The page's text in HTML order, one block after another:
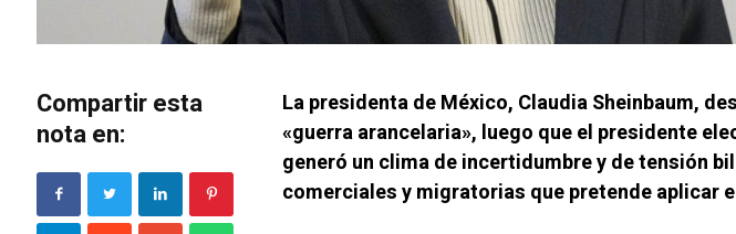
Compartir esta
nota en:
La presidenta de México, Claudia Sheinbaum,
«guerra arancelaria», luego que el presidente
generó un clima de incertidumbre y de tensión
comerciales y migratorias que pretende aplicar